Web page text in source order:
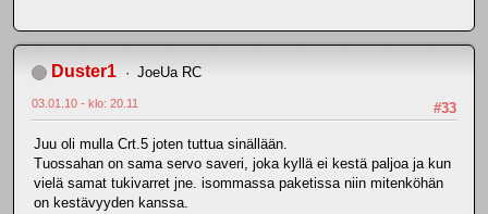
Duster1 JoeUa RC
#33
03.01.10 - klo: 20.11
Juu oli mulla Crt.5 joten tuttua sinällään.
Tuossahan on sama servo saveri, joka kyllä ei kestä paljoa ja kun
vielä samat tukivarret jne. isommassa paketissa niin mitenköhän
on kestävyyden kanssa.